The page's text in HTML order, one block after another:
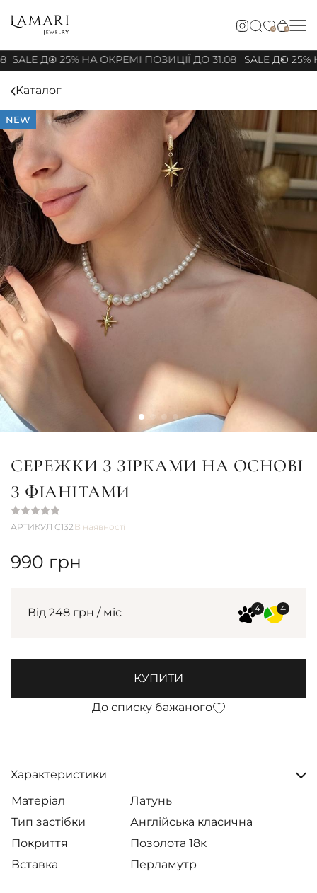
0 0
SALE ДО 25% НА ОКРЕМІ ПОЗИЦІЇ ДО 31.08 SALE ДО 25%
Каталог
NEW
СЕРЕЖКИ З ЗІРКАМИ НА ОСНОВІ
З ФІАНІТАМИ
АРТИКУЛ С132 В наявності
990 грн
Від 248 грн / міс
КУПИТИ
До списку бажаного
Характеристики
Матеріал
Латунь
Тип застібки
Англійська класична
Покриття
Позолота 18к
Вставка
Перламутр